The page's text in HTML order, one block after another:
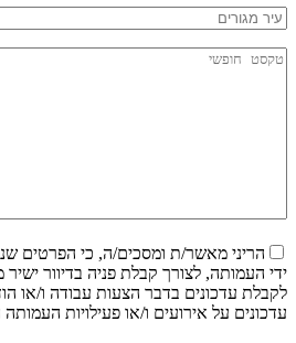
הריני מאשר/ת ומסכים/ה, כי הפרטים
ידי העמותה, לצורך קבלת פניה בדיוור
לקבלת עדכונים בדבר הצעות עבודה ו/או
עדכונים על אירועים ו/או פעילויות העמותה